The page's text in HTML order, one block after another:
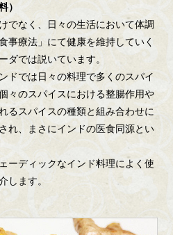
）
でなく、日々の生活において体調
事療法」にて健康を維持していく
ダでは説いています。
ドでは日々の料理で多くのスパイ
々のスパイスにおける整腸作用や
るスパイスの種類と組み合わせに
れ、まさにインドの医食同源とい
ーディックなインド料理によく使
します。